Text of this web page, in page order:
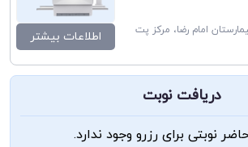
امام رضا، مرکز پت
اطلاعات بیشتر
دریافت نوبت
نوبتی برای رزرو وجود ندارد.